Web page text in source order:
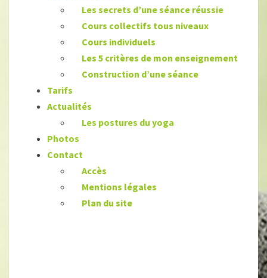
Les secrets d’une séance réussie
Cours collectifs tous niveaux
Cours individuels
Les 5 critères de mon enseignement
Construction d’une séance
Tarifs
Actualités
Les postures du yoga
Photos
Contact
Accès
Mentions légales
Plan du site